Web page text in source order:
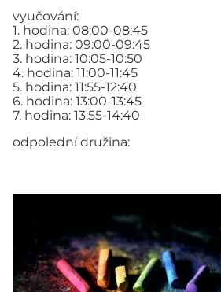
vyučování:
1. hodina: 08:00-08:45
2. hodina: 09:00-09:45
3. hodina: 10:05-10:50
4. hodina: 11:00-11:45
5. hodina: 11:55-12:40
6. hodina: 13:00-13:45
7. hodina: 13:55-14:40
odpolední družina: